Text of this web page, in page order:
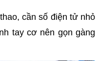
cần số điện tử nhỏ
tay cơ nên gọn gàng